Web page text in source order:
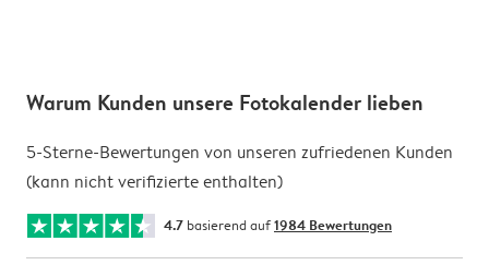
Warum Kunden unsere Fotokalender lieben
5-Sterne-Bewertungen von unseren zufriedenen Kunden
(kann nicht verifizierte enthalten)
4.7 basierend auf1984 Bewertungen